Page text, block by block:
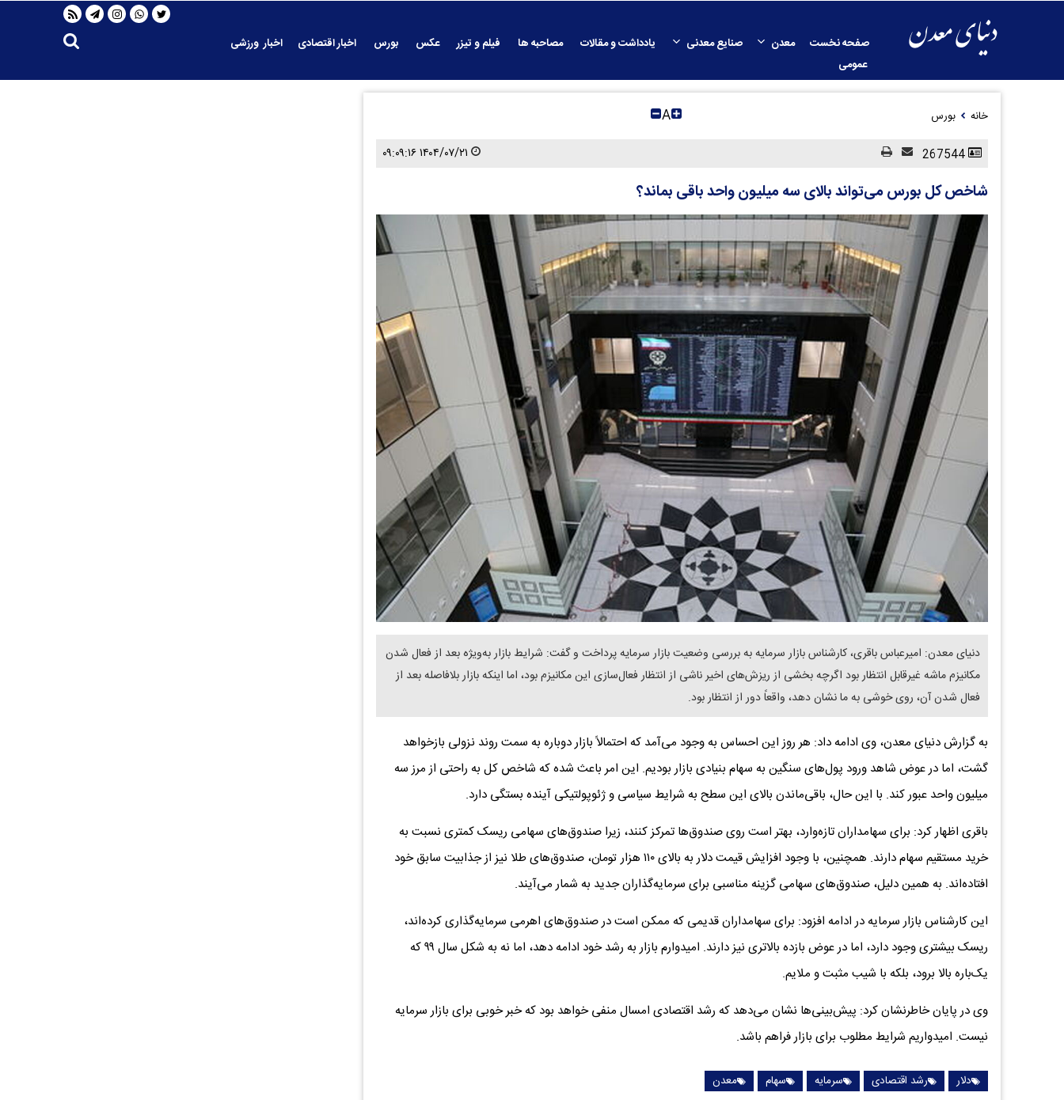
صفحه نخست معدن صنایع معدنی یادداشت و مقالات مصاحبه ها فیلم و تیزر عکس بورس اخبار اقتصادی
اخبار ورزشی
عمومی
خانه بورس A
۱۴۰۴/۰۷/۲۱ ۰۹:۰۹:۱۶
شاخص کل بورس می‌تواند بالای سه میلیون واحد باقی بماند؟
دنیای معدن: امیرعباس باقری، کارشناس بازار سرمایه به بررسی وضعیت بازار سرمایه پرداخت و گفت: شرایط بازار به‌ویژه بعد از فعال شدن
مکانیزم ماشه غیرقابل انتظار بود اگرچه بخشی از ریزش‌های اخیر ناشی از انتظار فعال‌سازی این مکانیزم بود، اما اینکه بازار بلافاصله بعد از
فعال شدن آن، روی خوشی به ما نشان دهد، واقعاً دور از انتظار بود.
به گزارش دنیای معدن، وی ادامه داد: هر روز این احساس به وجود می‌آمد که احتمالاً بازار دوباره به سمت روند نزولی بازخواهد
گشت، اما در عوض شاهد ورود پول‌های سنگین به سهام بنیادی بازار بودیم. این امر باعث شده که شاخص کل به راحتی از مرز سه
میلیون واحد عبور کند. با این حال، باقی‌ماندن بالای این سطح به شرایط سیاسی و ژئوپولتیکی آینده بستگی دارد.
باقری اظهار کرد: برای سهامداران تازه‌وارد، بهتر است روی صندوق‌ها تمرکز کنند، زیرا صندوق‌های سهامی ریسک کمتری نسبت به
خرید مستقیم سهام دارند. همچنین، با وجود افزایش قیمت دلار به بالای ۱۱۰ هزار تومان، صندوق‌های طلا نیز از جذابیت سابق خود
افتاده‌اند. به همین دلیل، صندوق‌های سهامی گزینه مناسبی برای سرمایه‌گذاران جدید به شمار می‌آیند.
این کارشناس بازار سرمایه در ادامه افزود: برای سهامداران قدیمی که ممکن است در صندوق‌های اهرمی سرمایه‌گذاری کرده‌اند،
ریسک بیشتری وجود دارد، اما در عوض بازده بالاتری نیز دارند. امیدوارم بازار به رشد خود ادامه دهد، اما نه به شکل سال ۹۹ که
یک‌باره بالا برود، بلکه با شیب مثبت و ملایم.
وی در پایان خاطرنشان کرد: پیش‌بینی‌ها نشان می‌دهد که رشد اقتصادی امسال منفی خواهد بود که خبر خوبی برای بازار سرمایه
نیست. امیدواریم شرایط مطلوب برای بازار فراهم باشد‌.
دلار رشد اقتصادی سرمایه سهام معدن